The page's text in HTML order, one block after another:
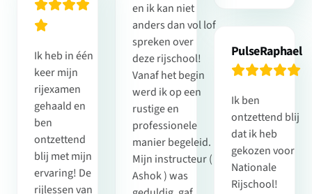
en ik kan niet
anders dan vol lof
spreken over
deze rijschool!
Vanaf het begin
werd ik op een
rustige en
professionele
manier begeleid.
Mijn instructeur (
Ashok ) was
Ik heb in één
keer mijn
rijexamen
gehaald en
ben
ontzettend
blij met mijn
ervaring! De
rijlessen van
PulseRaphael
Ik ben
ontzettend blij
dat ik heb
gekozen voor
Nationale
Rijschool!